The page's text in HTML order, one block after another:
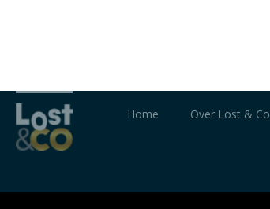
Home Over Lost & Co